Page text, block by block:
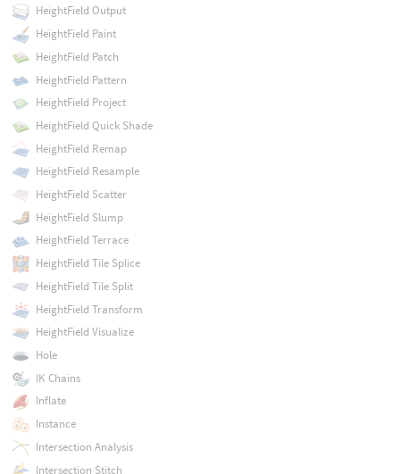
HeightField Output
HeightField Paint
HeightField Patch
HeightField Pattern
HeightField Project
HeightField Quick Shade
HeightField Remap
HeightField Resample
HeightField Scatter
HeightField Slump
HeightField Terrace
HeightField Tile Splice
HeightField Tile Split
HeightField Transform
HeightField Visualize
Hole
IK Chains
Inflate
Instance
Intersection Analysis
Intersection Stitch